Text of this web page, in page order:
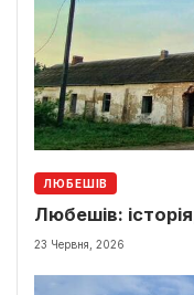
ЛЮБЕШІВ
Любешів:
23 Червня, 2026